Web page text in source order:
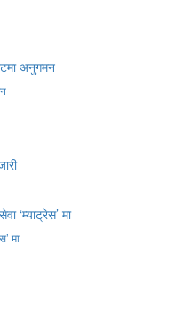
मा